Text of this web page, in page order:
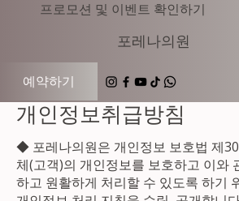
​프로모션 및 이벤트 확인하기
​포레나의원
예약하기
개인정보취급방침
◆ 포레나의원은 개인정보 보호법 제
체(고객)의 개인정보를 보호하고 이와
하고 원활하게 처리할 수 있도록 하기